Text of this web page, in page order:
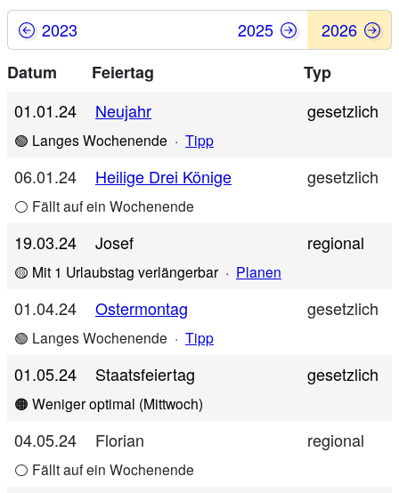
2023 2025
2026
Datum
Feiertag
Typ
01.01.24
Neujahr gesetzlich
🟢 Langes Wochenende · Tipp
06.01.24 Heilige Drei Könige gesetzlich
⚪ Fällt auf ein Wochenende
19.03.24 Josef regional
🟡 Mit 1 Urlaubstag verlängerbar · Planen
01.04.24 Ostermontag gesetzlich
🟢 Langes Wochenende · Tipp
01.05.24 Staatsfeiertag gesetzlich
🟠 Weniger optimal (Mittwoch)
04.05.24 Florian regional
⚪ Fällt auf ein Wochenende